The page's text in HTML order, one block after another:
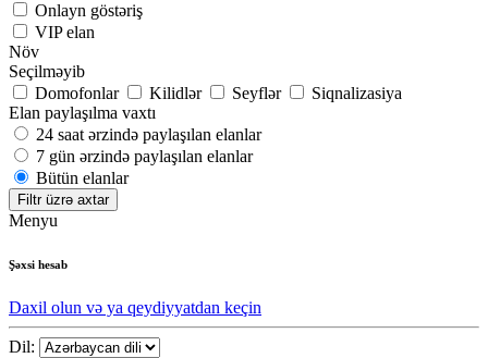
Onlayn göstəriş
VIP elan
Növ
Seçilməyib
Domofonlar
Kilidlər Seyflər
Siqnalizasiya
Elan paylaşılma vaxtı
24 saat ərzində paylaşılan elanlar
7 gün ərzində paylaşılan elanlar
Bütün elanlar
Filtr üzrə axtar
Menyu
Şəxsi hesab
Daxil olun və ya qeydiyyatdan keçin
Dil: